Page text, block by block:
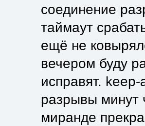
соединение
таймаут
ещё не
вечером буду
исправят.
разрывы минут
миранде